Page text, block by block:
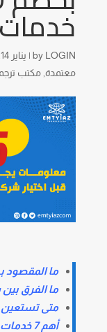
by LOGIN
| يناير 14, 2026
معتمدة, مكتب
ما المقصود
ما الفرق
متى تستعين
أهم 7 خدمات ترجمة مُقدمة من مكتب امتياز